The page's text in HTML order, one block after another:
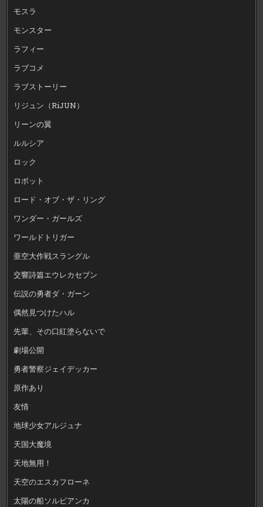
モスラ
モンスター
ラフィー
ラブコメ
ラブストーリー
リジュン（RiJUN）
リーンの翼
ルルシア
ロック
ロボット
ロード・オブ・ザ・リング
ワンダー・ガールズ
ワールドトリガー
亜空大作戦スラングル
交響詩篇エウレカセブン
伝説の勇者ダ・ガーン
偶然見つけたハル
先輩、その口紅塗らないで
劇場公開
勇者警察ジェイデッカー
原作あり
友情
地球少女アルジュナ
天国大魔境
天地無用！
天空のエスカフローネ
太陽の船ソルビアンカ